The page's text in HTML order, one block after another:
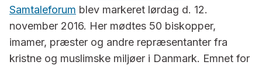
Samtaleforum blev markeret lørdag d. 12.
november 2016. Her mødtes 50 biskopper,
imamer, præster og andre repræsentanter fra
kristne og muslimske miljøer i Danmark. Emnet for